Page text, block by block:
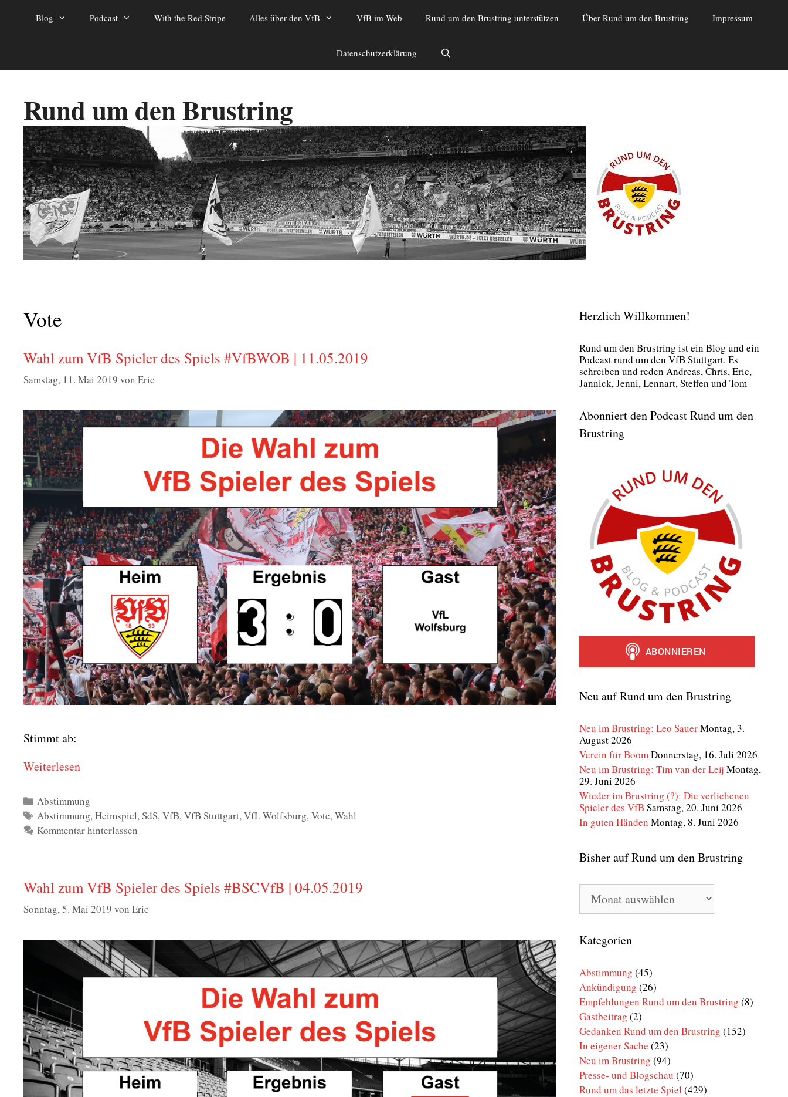
Blog Podcast With the Red Stripe Alles über den VfB VfB im Web Rund um den Brustring unterstützen Über Rund um den Brustring Impressum
Datenschutzerklärung
Rund um den Brustring
Vote
Wahl zum VfB Spieler des Spiels #VfBWOB | 11.05.2019
Samstag, 11. Mai 2019 von Eric
Stimmt ab:
Wei­ter­le­sen
Kategorien
Abstimmung
Schlagwörter
Abstimmung,Heimspiel,SdS,VfB,VfB Stuttgart,VfL Wolfsburg,Vote,Wahl
Kommentar hinterlassen
Wahl zum VfB Spieler des Spiels #BSCVfB | 04.05.2019
Sonntag, 5. Mai 2019 von Eric
Herzlich Willkommen!
Rund um den Brust­ring ist ein Blog und ein
Pod­cast rund um den VfB Stutt­gart. Es
schrei­ben und reden Andre­as, Chris, Eric,
Jan­nick, Jen­ni, Lenn­art, Stef­fen und Tom
Abonniert den Podcast Rund um den
Brustring
Neu auf Rund um den Brustring
Neu im Brustring: Leo SauerMontag, 3.
August 2026
Verein für BoomDonnerstag, 16. Juli 2026
Neu im Brustring: Tim van der Leij Montag,
29. Juni 2026
Wieder im Brustring (?): Die verliehenen
Spieler des VfB Samstag, 20. Juni 2026
In guten Händen Montag, 8. Juni 2026
Bisher auf Rund um den Brustring
Bisher
auf
Rund
den
Brustring
Kategorien
Abstimmung (45)
Ankündigung (26)
Empfehlungen Rund um den Brustring (8)
Gastbeitrag (2)
Gedanken Rund um den Brustring (152)
In eigener Sache (23)
Neu im Brustring (94)
Presse- und Blogschau (70)
Rund um das letzte Spiel (429)